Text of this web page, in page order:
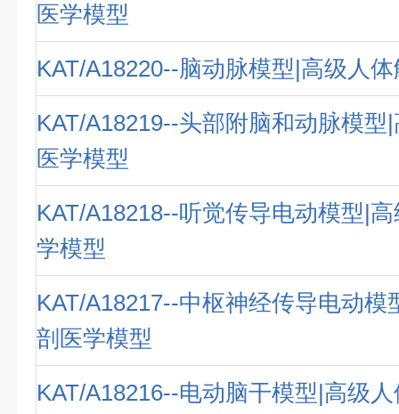
医学模型
KAT/A18220--脑动脉模型|高级人
KAT/A18219--头部附脑和动脉模型
医学模型
KAT/A18218--听觉传导电动模型|
学模型
KAT/A18217--中枢神经传导电动模
剖医学模型
KAT/A18216--电动脑干模型|高级